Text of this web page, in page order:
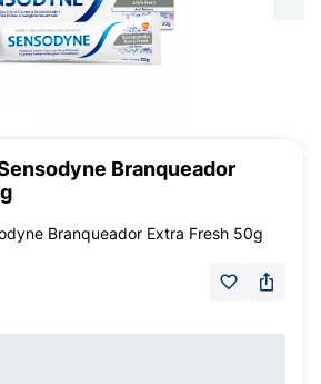
Branqueador
Branqueador Extra Fresh 50g